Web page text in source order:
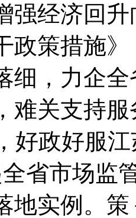
强经济回
政策措施
细，力企
难关支持
好政好服
省市场监
地实例。策